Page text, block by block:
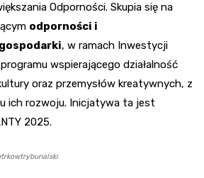
Odporności. Skupia się na
odporności i
, w ramach Inwestycji
wspierającego działalność
oraz przemysłów kreatywnych, z
ich rozwoju. Inicjatywa ta jest
2025.